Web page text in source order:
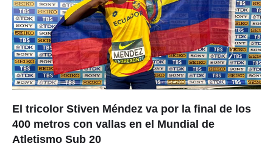
El tricolor Stiven Méndez va por la final de los
400 metros con vallas en el Mundial de
Atletismo Sub 20